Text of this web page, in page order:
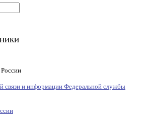
связи и информации Федеральной службы